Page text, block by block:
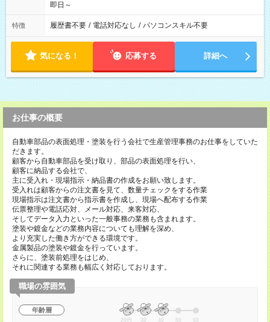
即日～
特徴 履歴書不要 / 電話対応なし / パソコンスキル不要
気になる！ 応募する 詳細へ
お仕事の概要
自動車部品の表面処理・塗装を行う会社で生産管理事務のお仕事をしていた
だきます。
顧客から自動車部品を受け取り、部品の表面処理を行い、
顧客に納品する会社で、
主に受入れ・現場指示・納品書の作成をお願い致します。
受入れは顧客からの注文書を見て、数量チェックをする作業
現場指示は注文書から指示書を作成し、現場へ配布する作業
伝票整理や電話応対、メール対応、来客対応、
そしてデータ入力といった一般事務の業務も含まれます。
塗装や鍍金などの業務内容についても理解を深め、
より充実した働き方ができる環境です。
金属製品の塗装や鍍金を行っています。
さらに、塗装前処理をはじめ、
それに関連する業務も幅広く対応しております。
職場の雰囲気
年齢層
20代 30 40 50 60